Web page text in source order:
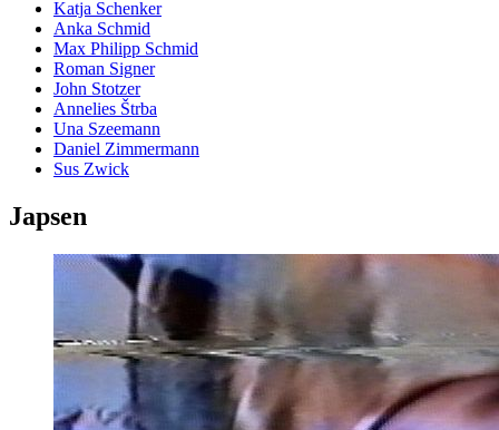
Katja Schenker
Anka Schmid
Max Philipp Schmid
Roman Signer
John Stotzer
Annelies Štrba
Una Szeemann
Daniel Zimmermann
Sus Zwick
Japsen